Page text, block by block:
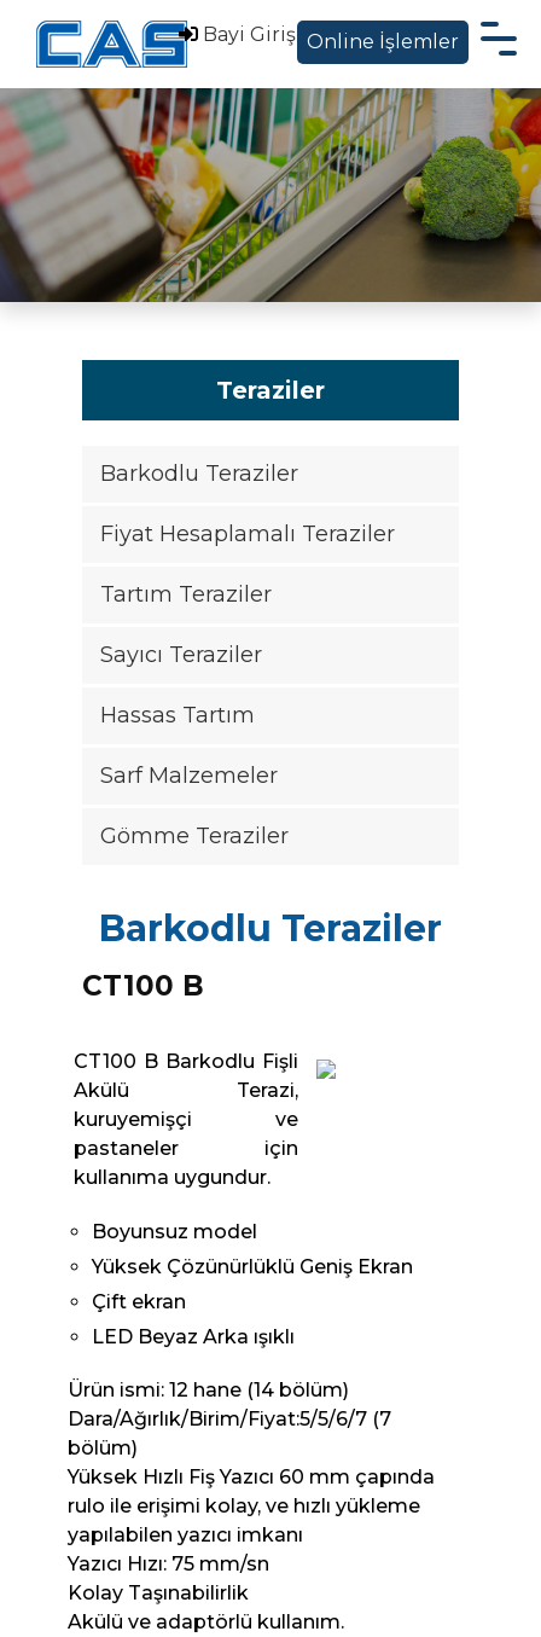
Bayi Giriş Online İşlemler
Hakkımızda
Ürünler
Sektörel Çözümler
Servis Destek
Teraziler
Barkodlu Teraziler
Fiyat Hesaplamalı Teraziler
Tartım Teraziler
Sayıcı Teraziler
Hassas Tartım
Sarf Malzemeler
Gömme Teraziler
Barkodlu Teraziler
CT100 B
CT100 B Barkodlu Fişli
Akülü Terazi,
kuruyemişçi ve
pastaneler için
kullanıma uygundur.
Boyunsuz model
Yüksek Çözünürlüklü Geniş Ekran
Çift ekran
LED Beyaz Arka ışıklı
Ürün ismi: 12 hane (14 bölüm)
Dara/Ağırlık/Birim/Fiyat:5/5/6/7 (7
bölüm)
Yüksek Hızlı Fiş Yazıcı 60 mm çapında
rulo ile erişimi kolay, ve hızlı yükleme
yapılabilen yazıcı imkanı
Yazıcı Hızı: 75 mm/sn
Kolay Taşınabilirlik
Akülü ve adaptörlü kullanım.